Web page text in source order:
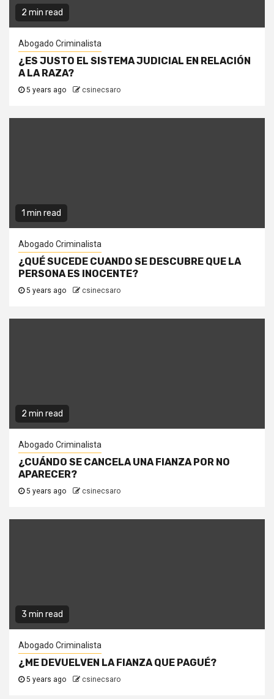
2 min read
Abogado Criminalista
¿ES JUSTO EL SISTEMA JUDICIAL EN RELACIÓN
A LA RAZA?
5 years ago csinecsaro
1 min read
Abogado Criminalista
¿QUÉ SUCEDE CUANDO SE DESCUBRE QUE LA
PERSONA ES INOCENTE?
5 years ago csinecsaro
2 min read
Abogado Criminalista
¿CUÁNDO SE CANCELA UNA FIANZA POR NO
APARECER?
5 years ago csinecsaro
3 min read
Abogado Criminalista
¿ME DEVUELVEN LA FIANZA QUE PAGUÉ?
5 years ago csinecsaro